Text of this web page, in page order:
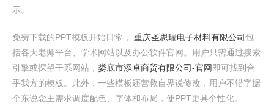
示。
免费下载的PPT模板开始日常， 重庆圣思瑞电子材料有限公司包
括各大老师平台、学术网站以及办公软件官网。用户只需通过搜索
引擎或探望干系网站， 娄底市添卓商贸有限公司-官网 即可找到合
乎我方的模板。此外，一些模板还营救自界说修改，用户不错字据
个东说念主需求调度配色、字体和布局，使PPT更具个性化。